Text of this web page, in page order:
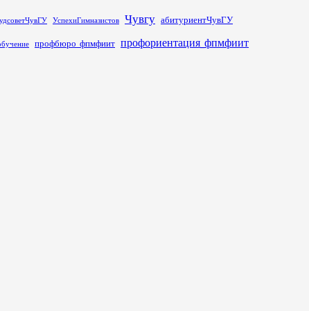
УспехиГимназистов Чувгу абитуриентЧувГУ
профбюро_фпмфиит профориентация_фпмфиит